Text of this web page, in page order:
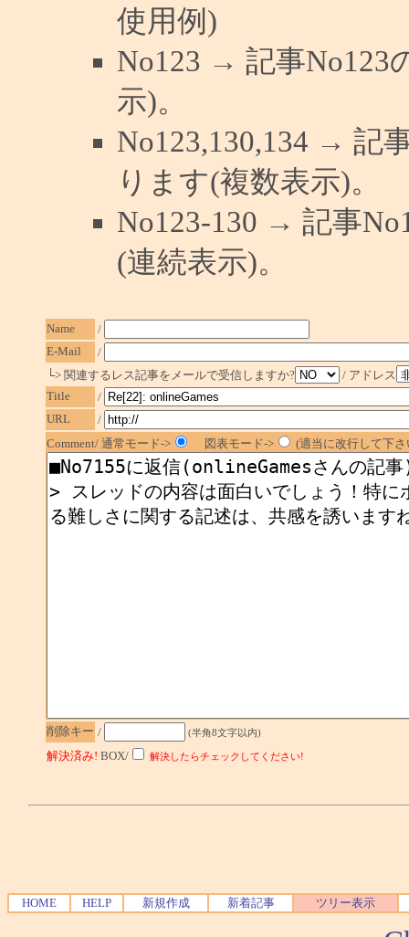
使用例)
No123 → 記事No123
示)。
No123,130,134 → 記
ります(複数表示)。
No123-130 → 記事
(連続表示)。
Name
/
E-Mail
/
└> 関連するレス記事をメールで受信しますか?
/ アドレス
Title
/
URL
/
Comment/ 通常モード->
図表モード-> (適当に改行して下
削除キー / (半角8文字以内)
解決済み! BOX/ 解決したらチェックしてください!
HOME HELP 新規作成 新着記事 ツリー表示